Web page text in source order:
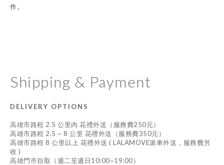
作。
Shipping & Payment
DELIVERY OPTIONS
高雄市路程 2.5 公里內 花禮外送（服務費250元）
高雄市路程 2.5 ~ 8 公里 花禮外送（服務費350元）
高雄市路程 8 公里以上 花禮外送 ( LALAMOVE派車外送，服務費另
收 )
高雄門市自取（週二至週日10:00~19:00）